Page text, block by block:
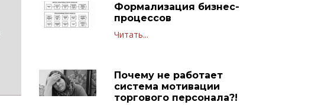
Формализация бизнес-
процессов
Читать...
Почему не работает
система мотивации
торгового персонала?!